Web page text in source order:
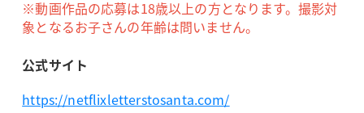
※動画作品の応募は18歳以上の方となります。撮影対
象となるお子さんの年齢は問いません。
公式サイト
https://netflixletterstosanta.com/